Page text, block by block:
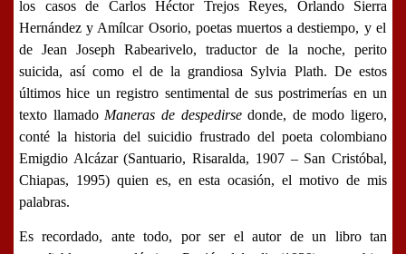
los casos de Carlos Héctor Trejos Reyes, Orlando Sierra
Hernández y Amílcar Osorio, poetas muertos a destiempo, y el
de Jean Joseph Rabearivelo, traductor de la noche, perito
suicida, así como el de la grandiosa Sylvia Plath. De estos
últimos hice un registro sentimental de sus postrimerías en un
texto llamado Maneras de despedirsedonde, de modo ligero,
conté la historia del suicidio frustrado del poeta colombiano
Emigdio Alcázar(Santuario, Risaralda, 1907 – San Cristóbal,
Chiapas, 1995) quien es, en esta ocasión, el motivo de mis
palabras.
Es recordado, ante todo, por ser el autor de un libro tan